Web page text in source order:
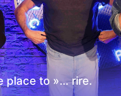
place to »… rire.